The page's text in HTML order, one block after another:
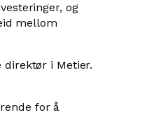
og
mellom
direktør i Metier.
for å